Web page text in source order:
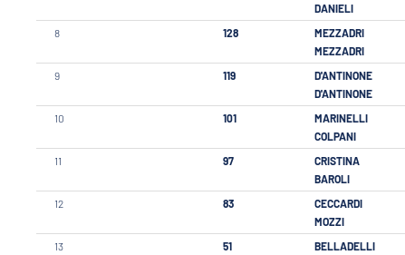
DANIELI
8
128
MEZZADRI
MEZZADRI
9
119
D'ANTINONE
D'ANTINONE
10
101
MARINELLI
COLPANI
11
97
CRISTINA
BAROLI
12
83
CECCARDI
MOZZI
13
51
BELLADELLI